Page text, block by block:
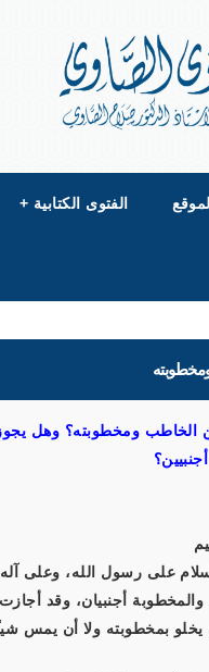
الفتوى الكتابية +
الخاطب ومخطوبته؟ وهل
على رسول الله، وعلى
أجنبيان، وقد
بمخطوبته ولا أن يمس